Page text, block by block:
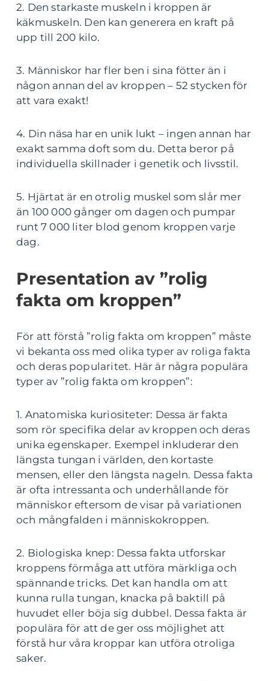
2. Den starkaste muskeln i kroppen är
käkmuskeln. Den kan generera en kraft på
upp till 200 kilo.
3. Människor har fler ben i sina fötter än i
någon annan del av kroppen – 52 stycken för
att vara exakt!
4. Din näsa har en unik lukt – ingen annan har
exakt samma doft som du. Detta beror på
individuella skillnader i genetik och livsstil.
5. Hjärtat är en otrolig muskel som slår mer
än 100 000 gånger om dagen och pumpar
runt 7 000 liter blod genom kroppen varje
dag.
Presentation av ”rolig
fakta om kroppen”
För att förstå ”rolig fakta om kroppen” måste
vi bekanta oss med olika typer av roliga fakta
och deras popularitet. Här är några populära
typer av ”rolig fakta om kroppen”:
1. Anatomiska kuriositeter: Dessa är fakta
som rör specifika delar av kroppen och deras
unika egenskaper. Exempel inkluderar den
längsta tungan i världen, den kortaste
mensen, eller den längsta nageln. Dessa fakta
är ofta intressanta och underhållande för
människor eftersom de visar på variationen
och mångfalden i människokroppen.
2. Biologiska knep: Dessa fakta utforskar
kroppens förmåga att utföra märkliga och
spännande tricks. Det kan handla om att
kunna rulla tungan, knacka på baktill på
huvudet eller böja sig dubbel. Dessa fakta är
populära för att de ger oss möjlighet att
förstå hur våra kroppar kan utföra otroliga
saker.